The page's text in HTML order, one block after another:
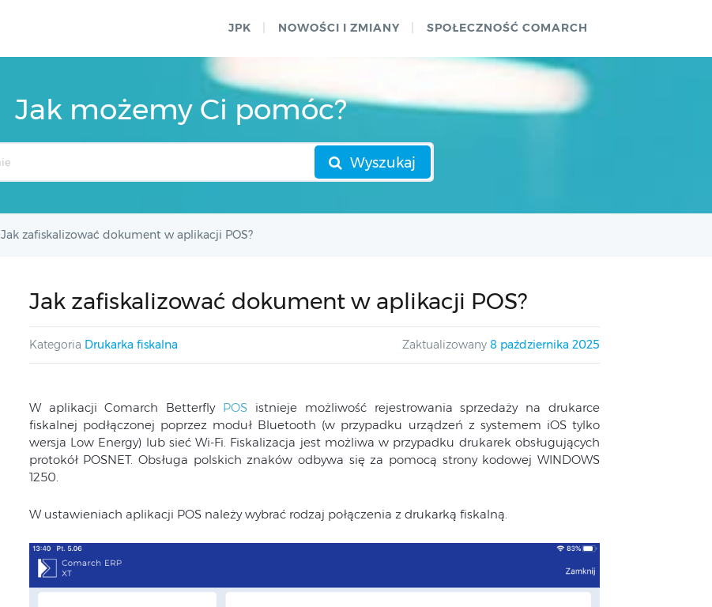
JPK NOWOŚCI I ZMIANY SPOŁECZNOŚĆ COMARCH
Jak możemy Ci pomóc?
Wyszukaj
Jak zafiskalizować dokument w aplikacji POS?
Jak zafiskalizować dokument w aplikacji POS?
Kategoria Drukarka fiskalna Zaktualizowany 8 października 2025
W aplikacji Comarch Betterfly POS istnieje możliwość rejestrowania sprzedaży na drukarce
fiskalnej podłączonej poprzez moduł Bluetooth (w przypadku urządzeń z systemem iOS tylko
wersja Low Energy) lub sieć Wi-Fi. Fiskalizacja jest możliwa w przypadku drukarek obsługujących
protokół POSNET. Obsługa polskich znaków odbywa się za pomocą strony kodowej WINDOWS
1250.
W ustawieniach aplikacji POS należy wybrać rodzaj połączenia z drukarką fiskalną.